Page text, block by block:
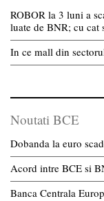
ROBOR la 3 luni a
luate de BNR; cu cat
In ce mall din
Noutati BCE
Dobanda la euro
Acord intre BCE si
Banca Centrala